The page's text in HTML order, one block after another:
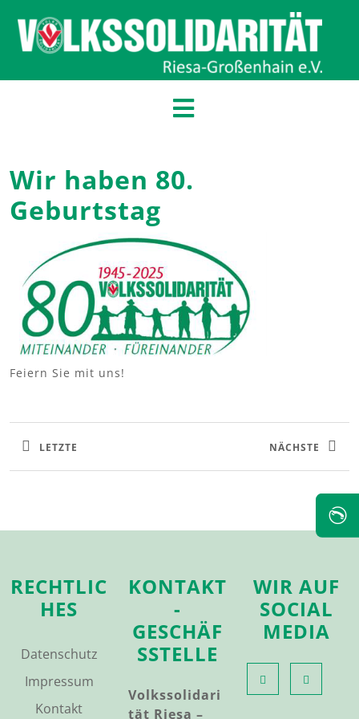
Wir haben 80.
Geburtstag
Feiern Sie mit uns!
LETZTE NÄCHSTE
RECHTLIC
HES
Datenschutz
Impressum
Kontakt
KONTAKT
-
GESCHÄF
SSTELLE
Volkssolidari
tät Riesa –
WIR AUF
SOCIAL
MEDIA
✆